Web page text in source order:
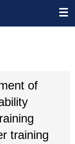
of
training